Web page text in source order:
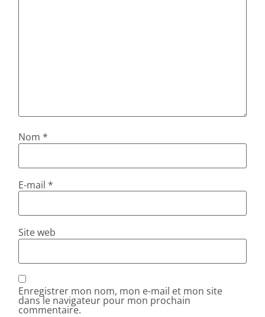
Nom*
E-mail*
Site web
Enregistrer mon nom, mon e-mail et mon site
dans le navigateur pour mon prochain
commentaire.